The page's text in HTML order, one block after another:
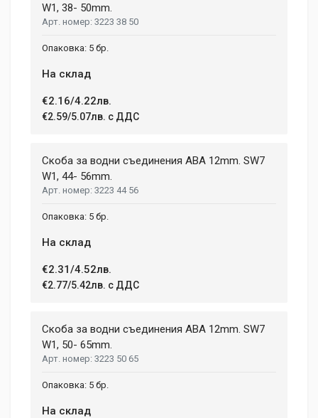
W1, 38- 50mm.
3223 38 50
5 бр.
На склад
€2.16/4.22лв.
€2.59/5.07лв. с ДДС
Скоба за водни съединения ABA 12mm. SW7
W1, 44- 56mm.
3223 44 56
5 бр.
На склад
€2.31/4.52лв.
€2.77/5.42лв. с ДДС
Скоба за водни съединения ABA 12mm. SW7
W1, 50- 65mm.
3223 50 65
5 бр.
На склад